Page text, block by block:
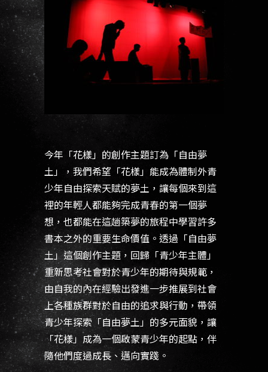
今年「花樣」的創作主題訂為「自由夢
土」，我們希望「花樣」能成為體制外青
少年自由探索天賦的夢土，讓每個來到這
裡的年輕人都能夠完成青春的第一個夢
想，也都能在這趟築夢的旅程中學習許多
書本之外的重要生命價值。透過「自由夢
土」這個創作主題，回歸「青少年主體」
重新思考社會對於青少年的期待與規範，
由自我的內在經驗出發進一步推展到社會
上各種族群對於自由的追求與行動，帶領
青少年探索「自由夢土」的多元面貌，讓
「花樣」成為一個啟蒙青少年的起點，伴
隨他們度過成長、邁向實踐。